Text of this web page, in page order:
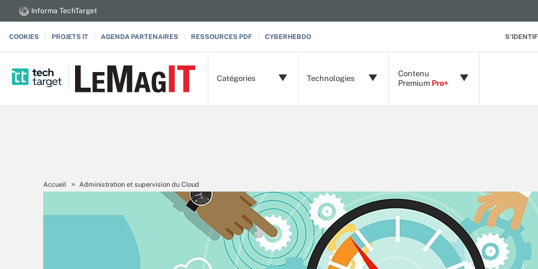
Informa TechTarget
COOKIES PROJETS IT AGENDA PARTENAIRES RESSOURCES PDF CYBERHEBDO
Catégories Technologies
Contenu
Premium Pro+
Accueil Administration et supervision du Cloud